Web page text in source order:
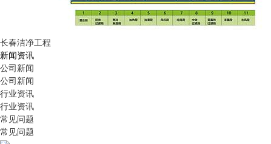
长春洁净工程
新闻资讯
公司新闻
公司新闻
行业资讯
行业资讯
常见问题
常见问题